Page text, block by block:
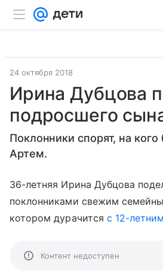
24 октября 2018
Ирина Дубцова
подросшего
Поклонники спорят, на
Артем.
36-летняя Ирина Дубцова
поклонниками свежим
котором дурачится с 12-
Контент недоступен